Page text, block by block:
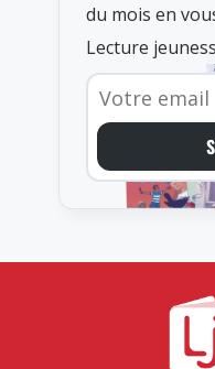
du mois en
Lecture